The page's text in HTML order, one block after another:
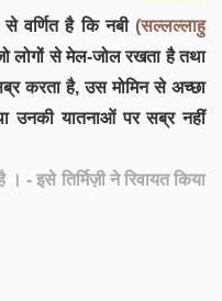
वर्णित है कि नबी(सल्लल्लाहु
लोगों से मेल-जोल रखता है तथा
करता है, उस मोमिन से अच्छा
उनकी यातनाओं पर सब्र नहीं
- इसे तिर्मिज़ी ने रिवायत किया